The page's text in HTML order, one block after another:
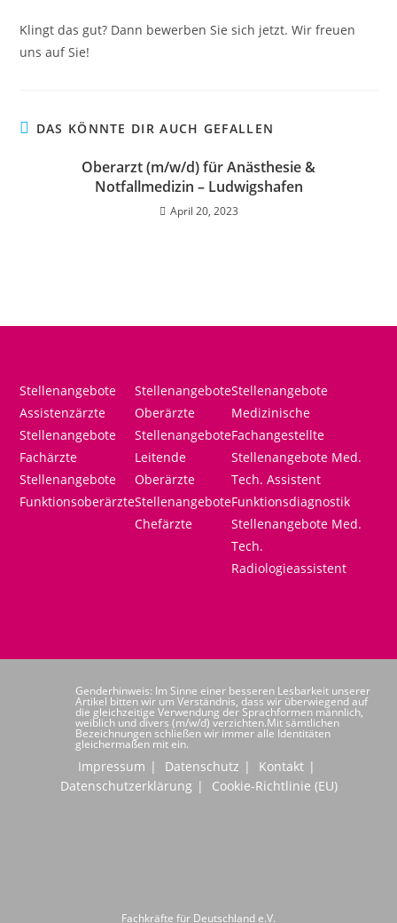
Klingt das gut? Dann bewerben Sie sich jetzt. Wir freuen
uns auf Sie!
DAS KÖNNTE DIR AUCH GEFALLEN
Oberarzt (m/w/d) für Anästhesie &
Notfallmedizin – Ludwigshafen
April 20, 2023
Stellenangebote
Assistenzärzte
Stellenangebote
Fachärzte
Stellenangebote
Funktionsoberärzte
Stellenangebote
Oberärzte
Stellenangebote
Leitende
Oberärzte
Stellenangebote
Chefärzte
Stellenangebote
Medizinische
Fachangestellte
Stellenangebote Med.
Tech. Assistent
Funktionsdiagnostik
Stellenangebote Med.
Tech.
Radiologieassistent
Genderhinweis: Im Sinne einer besseren Lesbarkeit unserer
Artikel bitten wir um Verständnis, dass wir überwiegend auf
die gleichzeitige Verwendung der Sprachformen männlich,
weiblich und divers (m/w/d) verzichten.Mit sämtlichen
Bezeichnungen schließen wir immer alle Identitäten
gleichermaßen mit ein.
Impressum Datenschutz
Kontakt
Datenschutzerklärung
Cookie-Richtlinie (EU)
Fachkräfte für Deutschland e.V.